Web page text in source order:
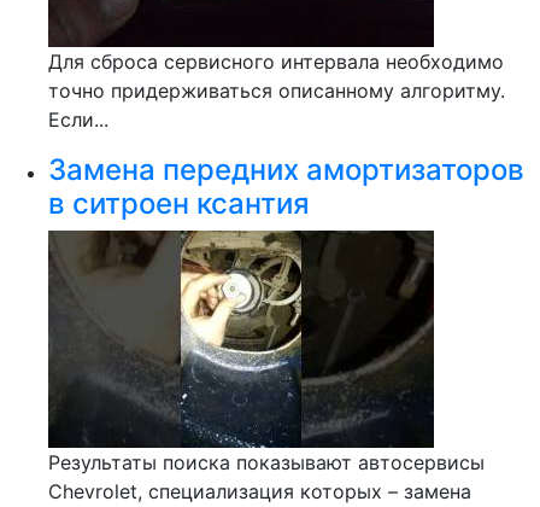
Для сброса сервисного интервала необходимо
точно придерживаться описанному алгоритму.
Если...
Замена передних амортизаторов
в ситроен ксантия
Результаты поиска показывают автосервисы
Chevrolet, специализация которых – замена